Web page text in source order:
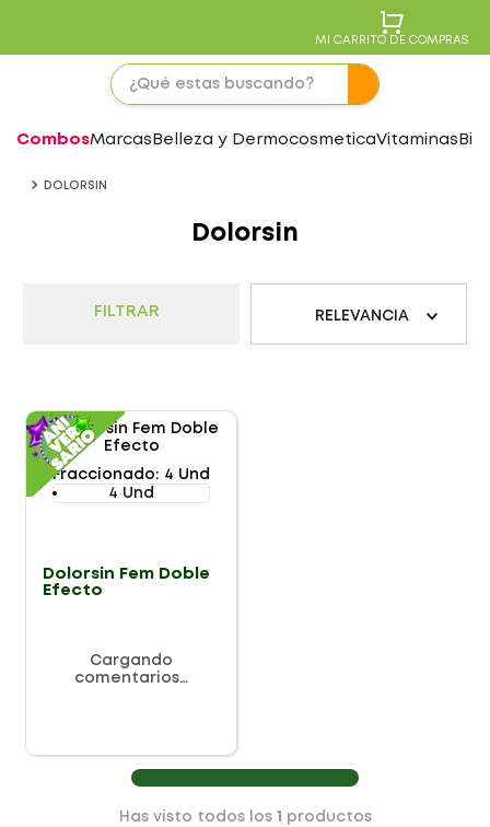
MI CARRITO DE COMPRAS
CombosMarcas Belleza y DermocosmeticaVitaminas
DOLORSIN
Dolorsin
FILTRAR RELEVANCIA
Fraccionado: 4 Und
4 Und
Dolorsin Fem Doble
Efecto
Cargando
comentarios…
Has visto todos los productos